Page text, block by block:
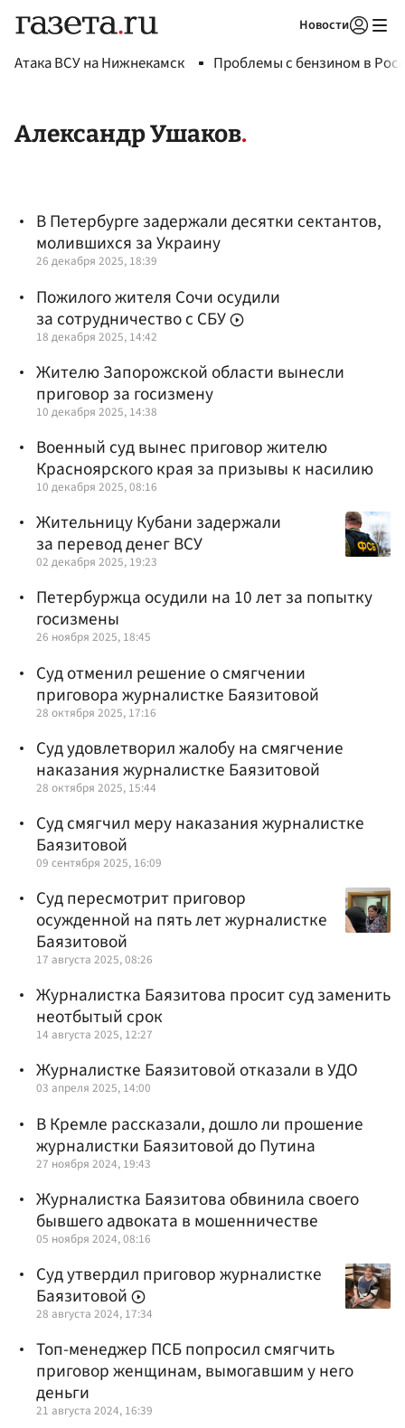
Новости
Атака ВСУ на Нижнекамск Проблемы с бензином в
Александр Ушаков
В Петербурге задержали десятки сектантов,
молившихся за Украину
26 декабря 2025, 18:39
Пожилого жителя Сочи осудили
за сотрудничество с СБУ
18 декабря 2025, 14:42
Жителю Запорожской области вынесли
приговор за госизмену
10 декабря 2025, 14:38
Военный суд вынес приговор жителю
Красноярского края за призывы к насилию
10 декабря 2025, 08:16
Жительницу Кубани задержали
за перевод денег ВСУ
02 декабря 2025, 19:23
Петербуржца осудили на 10 лет за попытку
госизмены
26 ноября 2025, 18:45
Суд отменил решение о смягчении
приговора журналистке Баязитовой
28 октября 2025, 17:16
Суд удовлетворил жалобу на смягчение
наказания журналистке Баязитовой
28 октября 2025, 15:44
Суд смягчил меру наказания журналистке
Баязитовой
09 сентября 2025, 16:09
Суд пересмотрит приговор
осужденной на пять лет журналистке
Баязитовой
17 августа 2025, 08:26
Журналистка Баязитова просит суд заменить
неотбытый срок
14 августа 2025, 12:27
Журналистке Баязитовой отказали в УДО
03 апреля 2025, 14:00
В Кремле рассказали, дошло ли прошение
журналистки Баязитовой до Путина
27 ноября 2024, 19:43
Журналистка Баязитова обвинила своего
бывшего адвоката в мошенничестве
05 ноября 2024, 08:16
Суд утвердил приговор журналистке
Баязитовой
28 августа 2024, 17:34
Топ-менеджер ПСБ попросил смягчить
приговор женщинам, вымогавшим у него
деньги
21 августа 2024, 16:39